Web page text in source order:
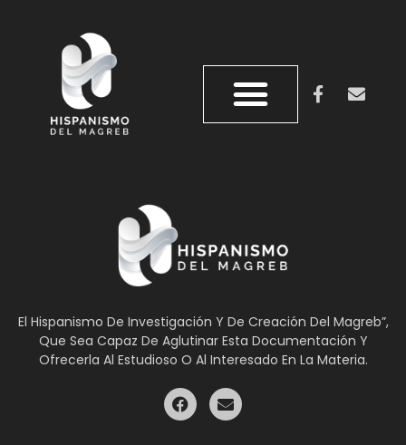
El Hispanismo De Investigación Y De Creación Del Magreb”,
Que Sea Capaz De Aglutinar Esta Documentación Y
Ofrecerla Al Estudioso O Al Interesado En La Materia.